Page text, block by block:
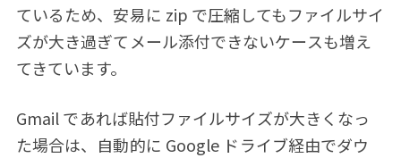
ているため、安易に zip で圧縮してもファイルサイ
ズが大き過ぎてメール添付できないケースも増え
てきています。
Gmail であれば貼付ファイルサイズが大きくなっ
た場合は、自動的に Google ドライブ経由でダウ